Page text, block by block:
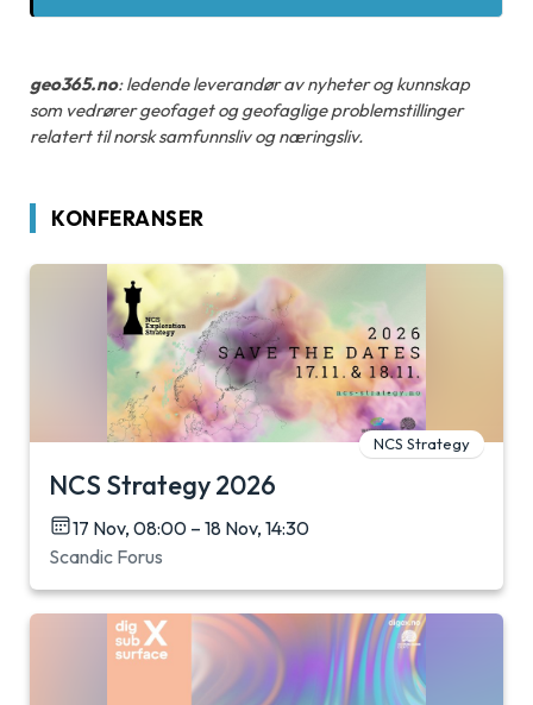
geo365.no: ledende leverandør av nyheter og kunnskap
som vedrører geofaget og geofaglige problemstillinger
relatert til norsk samfunnsliv og næringsliv.
KONFERANSER
NCS Strategy
NCS Strategy 2026
17 Nov, 08:00 – 18 Nov, 14:30
Scandic Forus